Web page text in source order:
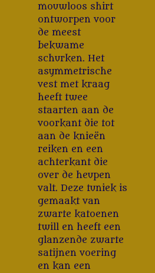
mouwloos shirt
ontworpen voor
de meest
bekwame
schurken. Het
asymmetrische
vest met kraag
heeft twee
staarten aan de
voorkant die tot
aan de knieën
reiken en een
achterkant die
over de heupen
valt. Deze tuniek is
gemaakt van
zwarte katoenen
twill en heeft een
glanzende zwarte
satijnen voering
en kan een